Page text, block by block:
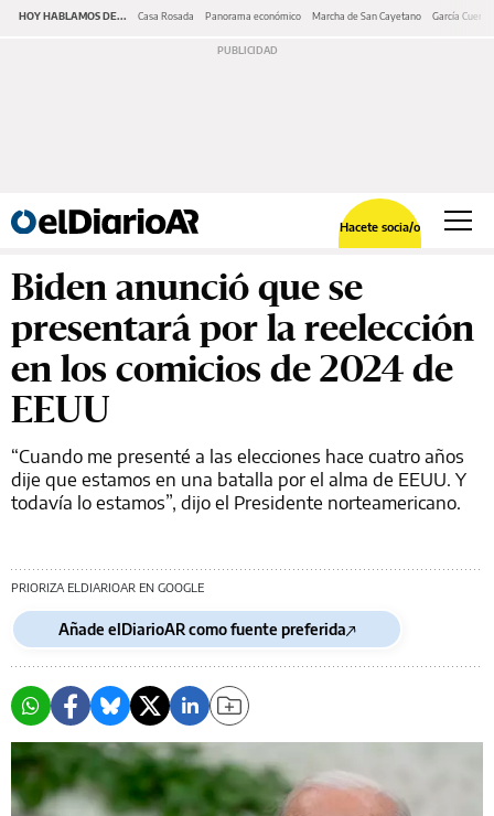
HOY HABLAMOS DE... Casa Rosada Panorama económico Marcha de San Cayetano García Cuerva
Hacete socia/o
Biden anunció que se
presentará por la reelección
en los comicios de 2024 de
EEUU
“Cuando me presenté a las elecciones hace cuatro años
dije que estamos en una batalla por el alma de EEUU. Y
todavía lo estamos”, dijo el Presidente norteamericano.
PRIORIZA ELDIARIOAR EN GOOGLE
Añade elDiarioAR como fuente preferida